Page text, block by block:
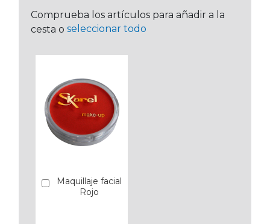
Comprueba los artículos para añadir a la
cesta o seleccionar todo
Maquillaje facial
Rojo
Añadir